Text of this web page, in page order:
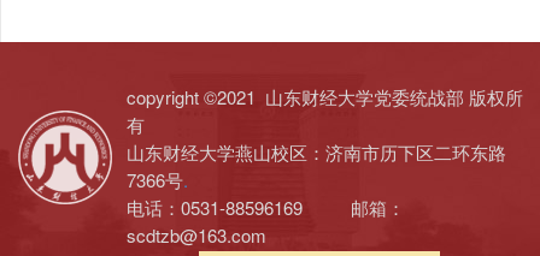
copyright ©2021 山东财经大学党委统战部 版权所
有
山东财经大学燕山校区：济南市历下区二环东路
7366号.
电话：0531-88596169 邮箱：
scdtzb@163.com